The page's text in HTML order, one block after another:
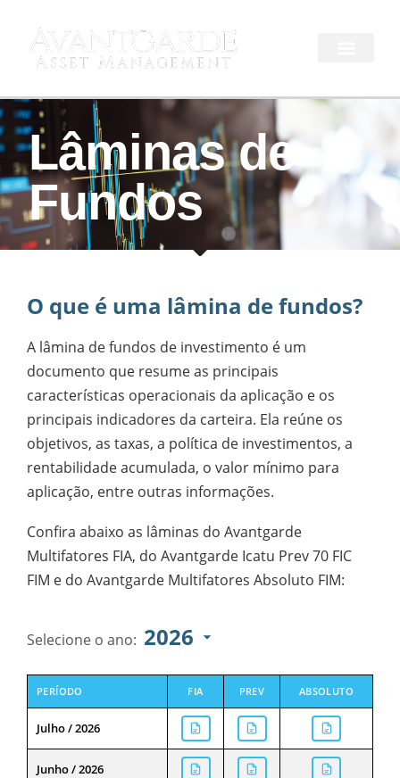
Lâminas de
Fundos
O que é uma lâmina de fundos?
A lâmina de fundos de investimento é um
documento que resume as principais
características operacionais da aplicação e os
principais indicadores da carteira. Ela reúne os
objetivos, as taxas, a política de investimentos, a
rentabilidade acumulada, o valor mínimo para
aplicação, entre outras informações.
Confira abaixo as lâminas do Avantgarde
Multifatores FIA, do Avantgarde Icatu Prev 70 FIC
FIM e do Avantgarde Multifatores Absoluto FIM:
Selecione o ano:
PERÍODO FIA PREV ABSOLUTO
Julho / 2026
Junho / 2026